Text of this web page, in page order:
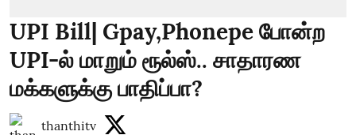
UPI Bill| Gpay,Phonepe போன்ற
UPI-ல் மாறும் ரூல்ஸ்.. சாதாரண
மக்களுக்கு பாதிப்பா?
thanthitv